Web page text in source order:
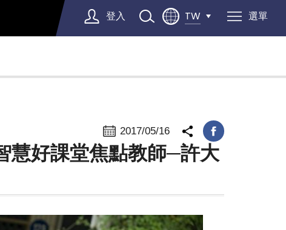
登入 TW 選單
2017/05/16
慧好課堂焦點教師─許大